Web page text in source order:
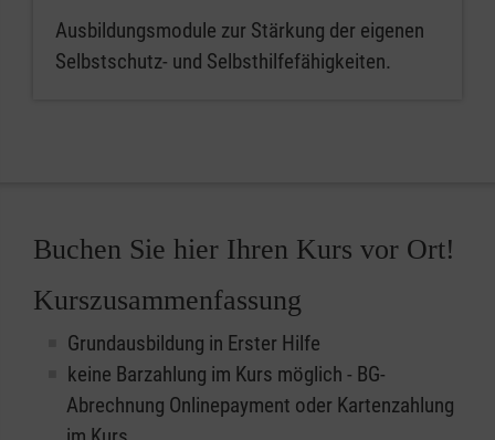
Ausbildungsmodule zur Stärkung der eigenen
Selbstschutz- und Selbsthilfefähigkeiten.
Buchen Sie hier Ihren Kurs vor Ort!
Kurszusammenfassung
Grundausbildung in Erster Hilfe
keine Barzahlung im Kurs möglich - BG-
Abrechnung Onlinepayment oder Kartenzahlung